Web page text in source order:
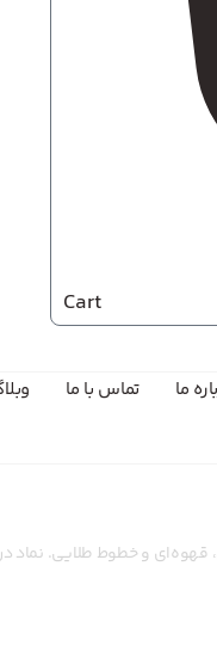
Cart
ما تماس با ما
قهوه‌ای و خطوط طلایی. نماد